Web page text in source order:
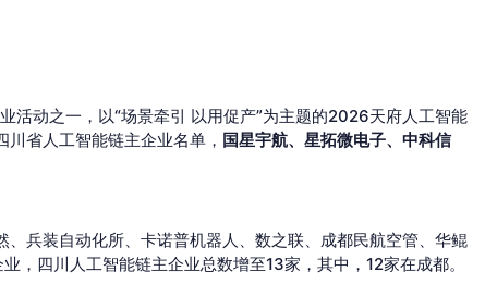
动之一，以“场景牵引 以用促产”为主题的2026天府人工智能
省人工智能链主企业名单， 国星宇航、星拓微电子、中科信
兵装自动化所、卡诺普机器人、数之联、成都民航空管、华鲲
，四川人工智能链主企业总数增至13家，其中，12家在成都。